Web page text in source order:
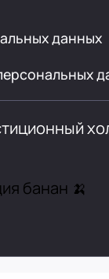
данных
банан 🍌